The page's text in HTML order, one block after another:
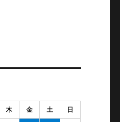
木 金 土 日